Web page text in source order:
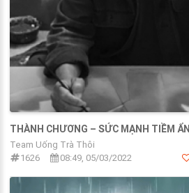
THÀNH CHƯƠNG – SỨC MẠNH TIỀM ẨN
Team Uống Trà Thôi
1626
08:49, 05/03/2022